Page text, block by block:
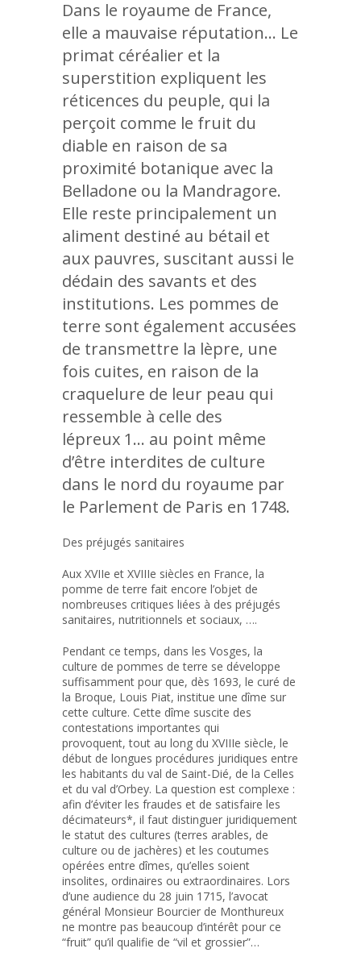
Dans le royaume de France,
elle a mauvaise réputation… Le
primat céréalier et la
superstition expliquent les
réticences du peuple, qui la
perçoit comme le fruit du
diable en raison de sa
proximité botanique avec la
Belladone ou la Mandragore.
Elle reste principalement un
aliment destiné au bétail et
aux pauvres, suscitant aussi le
dédain des savants et des
institutions. Les pommes de
terre sont également accusées
de transmettre la lèpre, une
fois cuites, en raison de la
craquelure de leur peau qui
ressemble à celle des
lépreux 1… au point même
d’être interdites de culture
dans le nord du royaume par
le Parlement de Paris en 1748.
Des préjugés sanitaires
Aux XVIIe et XVIIIe siècles en France, la
pomme de terre fait encore l’objet de
nombreuses critiques liées à des préjugés
sanitaires, nutritionnels et sociaux, ….
Pendant ce temps, dans les Vosges, la
culture de pommes de terre se développe
suffisamment pour que, dès 1693, le curé de
la Broque, Louis Piat, institue une dîme sur
cette culture. Cette dîme suscite des
contestations importantes qui
provoquent, tout au long du XVIIIe siècle, le
début de longues procédures juridiques entre
les habitants du val de Saint-Dié, de la Celles
et du val d’Orbey. La question est complexe :
afin d’éviter les fraudes et de satisfaire les
décimateurs*, il faut distinguer juridiquement
le statut des cultures (terres arables, de
culture ou de jachères) et les coutumes
opérées entre dîmes, qu’elles soient
insolites, ordinaires ou extraordinaires. Lors
d’une audience du 28 juin 1715, l’avocat
général Monsieur Bourcier de Monthureux
ne montre pas beaucoup d’intérêt pour ce
“fruit” qu’il qualifie de “vil et grossier”…